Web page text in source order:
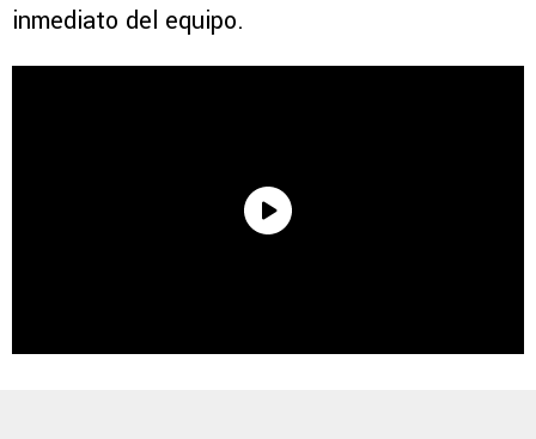
inmediato del equipo.